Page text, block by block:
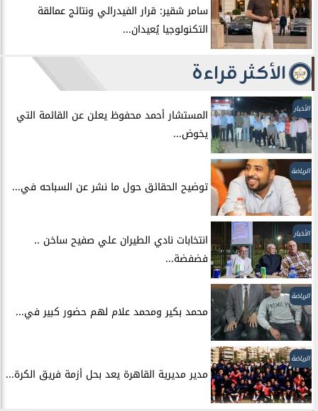
سامر شقير: قرار الفيدرالي ونتائج عمالقة
التكنولوجيا يُعيدان...
الأكثر قراءة
الأخبار
المستشار أحمد محفوظ يعلن عن القائمة التي
يخوض...
الرياضة
توضيح الحقائق حول ما نشر عن السباحه في...
الأخبار
انتخابات نادي الطيران علي صفيح ساخن ..
فضفضة...
الرياضة
محمد بكير ومحمد علام لهم حضور كبير في...
الرياضة
مدير مديرية القاهرة يعد بحل أزمة فريق الكرة...